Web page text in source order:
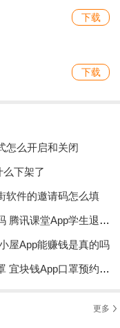
下载
下载
怎么开启和关闭
下架了
软件的邀请码怎么填
腾讯课堂老师能看见学生进出直播间吗 腾讯课堂App学生退出课堂会被发现吗
屋App能赚钱是真的吗
武汉人民怎么在宜块钱小程序预约口罩 宜块钱App口罩预约流程详解
更多